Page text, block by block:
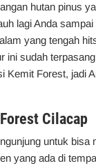
hutan pinus
lagi Anda
yang tengah
ini sudah
Kemit Forest, jadi
Cilacap
untuk bisa
yang ada di